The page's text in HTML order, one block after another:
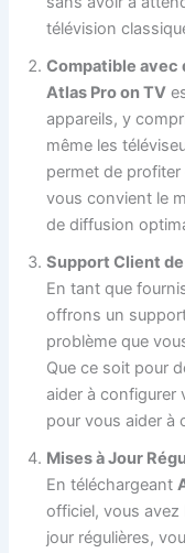
télévision
Compatible avec
Atlas Pro on TV
appareils, y
même les
permet de profiter
vous convient le
de diffusion
Support Client
En tant que
offrons un
problème que
Que ce soit pour
aider à configurer
pour vous aider à
Mises à Jour
En téléchargeant
officiel, vous avez
jour régulières,